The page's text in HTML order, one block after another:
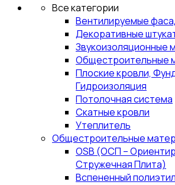
Все категории
Вентилируемые
Декоративные
Звукоизоляционные
Общестроительные
Плоские кровли,
Гидроизоляция
Потолочная система
Скатные кровли
Утеплитель
Общестроительные
OSB (ОСП –
Стружечная Плита)
Вспененный